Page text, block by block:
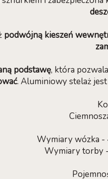
podwójną kieszeń
podstawę, która pozwala
. Aluminiowy stelaż
Wymiary wózka -
Wymiary torby